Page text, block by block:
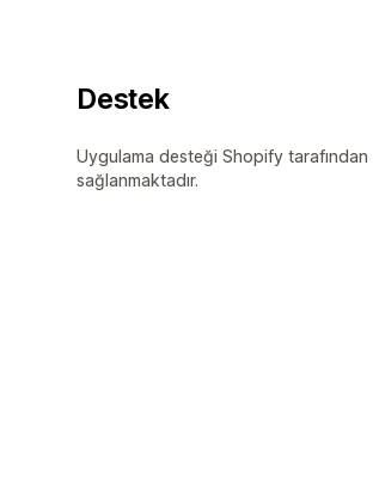
Destek
Uygulama desteği Shopify tarafından
sağlanmaktadır.